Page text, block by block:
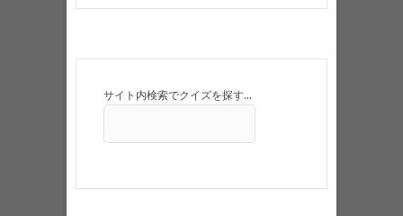
サイト内検索でクイズを探す…